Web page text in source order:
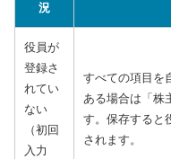
況
役員が
登録さ
れてい
ない
（初回
入力
すべての項目を
ある場合は「株
す。保存すると
されます。